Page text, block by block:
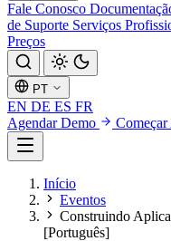
Fale Conosco
de Suporte Serviços
Preços
PT
EN DE ES FR
Agendar Demo
Começar
Início
Eventos
Construindo
[Português]